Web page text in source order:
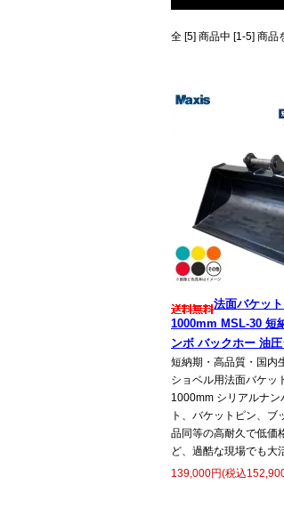
全 [5] 商品中 [1-5] 商品
法面バケッ
1000mm MSL-30 短
ンボ バックホー 油
短納期・高品質・国内
ショベル用法面バケッ
1000mm シリアルナン
ト、バケットピン、ブ
品同等の高耐久で低価
ど、過酷な現場でも大
139,000円(税込